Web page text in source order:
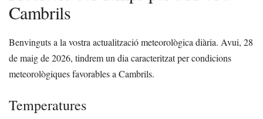
Cambrils
Benvinguts a la vostra actualització meteorològica diària. Avui, 28
de maig de 2026, tindrem un dia caracteritzat per condicions
meteorològiques favorables a Cambrils.
Temperatures